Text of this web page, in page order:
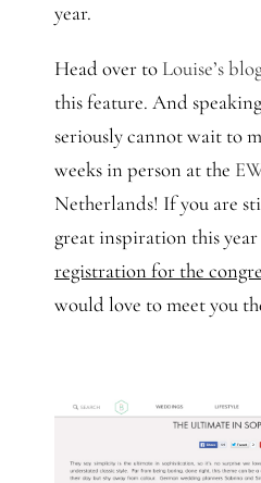
year.
Head over to Louise’s
this feature. And
seriously cannot wait to
weeks in person at the
Netherlands! If you are
great inspiration this year
registration for the
would love to meet you